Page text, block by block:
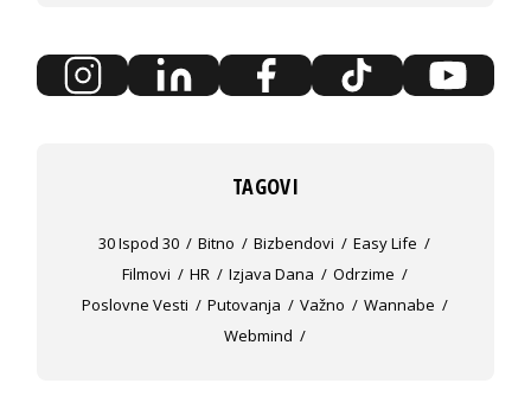
TAGOVI
30 Ispod 30 Bitno Bizbendovi
Easy Life
Filmovi
HR Izjava Dana
Odrzime
Poslovne Vesti
Putovanja Važno
Wannabe
Webmind